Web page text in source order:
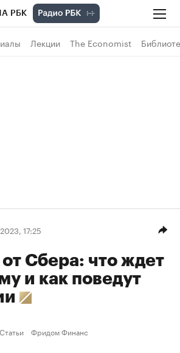
РБК
Лекции The Economist
17:25
Сбера: что ждет
и как поведут
Статьи Фридом Финанс